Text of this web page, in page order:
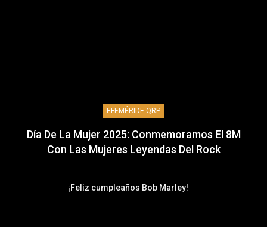
EFEMÉRIDE QRP
Día De La Mujer 2025: Conmemoramos El 8M
Con Las Mujeres Leyendas Del Rock
¡Feliz cumpleaños Bob Marley!